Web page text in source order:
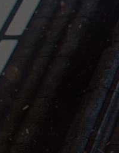
per la prima volta
feedback di
conto che
ha aiutato a
tutti. Speriamo di
condividere con noi i
avanti il
a cui tutti noi